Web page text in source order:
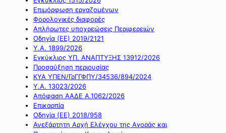
Επιμόρφωση εργαζομένων
Φορολογικές διαφορές
Απλήρωτες υποχρεώσεις Περιφερειών
Οδηγία (ΕΕ) 2019/2121
Υ.Α. 1899/2026
Εγκύκλιος ΥΠ. ΑΝΑΠΤΥΞΗΣ 13912/2026
Προσαύξηση περιουσίας
ΚΥΑ ΥΠΕΝ/ΓρΓΓΦΠΥ/34536/894/2024
Υ.Α. 13023/2026
Απόφαση ΑΑΔΕ Α.1062/2026
Επικαρπία
Οδηγία (ΕΕ) 2018/958
Ανεξάρτητη Αρχή Ελέγχου της Αγοράς και